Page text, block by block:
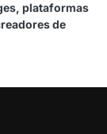
plataformas
de